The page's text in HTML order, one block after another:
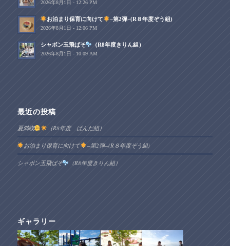
2026年8月1日 - 12:26 PM
お泊まり保育に向けて −第2弾−(R８年度ぞう組)
2026年8月1日 - 12:06 PM
シャボン玉飛ばそ （R8年度きりん組）
2026年8月1日 - 10:09 AM
最近の投稿
夏満喫 （R8年度 ぱんだ組）
お泊まり保育に向けて −第2弾−(R８年度ぞう組)
シャボン玉飛ばそ （R8年度きりん組）
ギャラリー